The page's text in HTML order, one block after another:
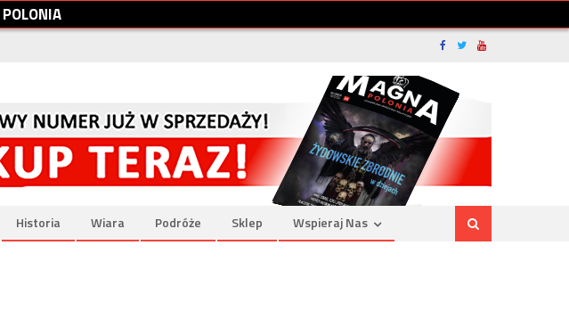
POLONIA
Historia Wiara Podróże Sklep Wspieraj Nas